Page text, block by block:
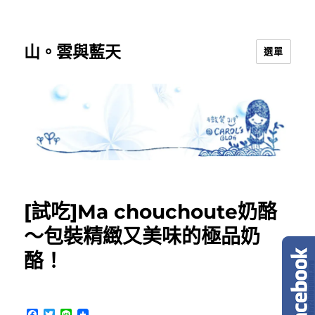
山。雲與藍天 選單
[試吃]Ma chouchoute奶酪
～包裝精緻又美味的極品奶
酪！